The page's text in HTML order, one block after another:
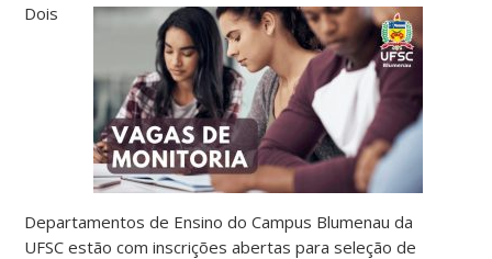
Dois
Departamentos de Ensino do Campus Blumenau da
UFSC estão com inscrições abertas para seleção de